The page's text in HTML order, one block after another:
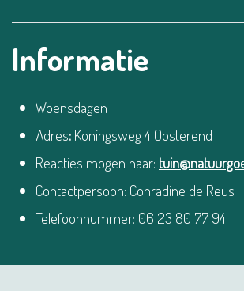
Informatie
Woensdagen
Adres: Koningsweg 4 Oosterend
Reacties mogen naar:
Contactpersoon: Conradine de Reus
Telefoonnummer: 06 23 80 77 94